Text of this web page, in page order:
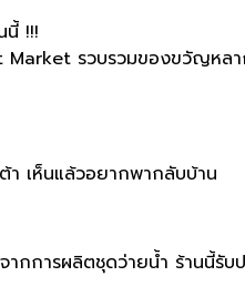
นี้ !!!
รวบรวมของขวัญห
า เห็นแล้วอยากพากลับบ้าน
กการผลิตชุดว่ายน้ำ ร้านนี้รับ